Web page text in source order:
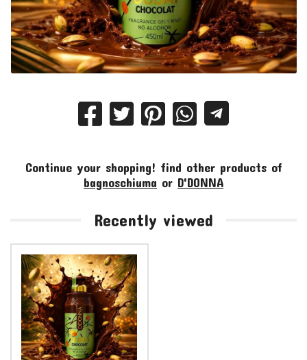
Continue your shopping! find other products of
bagnoschiuma or D'DONNA
Recently viewed